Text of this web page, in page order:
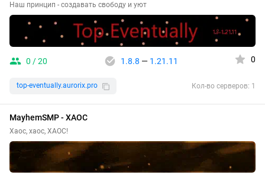
Наш принцип - создавать свободу и уют
0 / 20 1.8.8 — 1.21.11 0
top-eventually.aurorix.pro Кол-во серверов: 1
MayhemSMP - ХАОС
Хаос, хаос, ХАОС!